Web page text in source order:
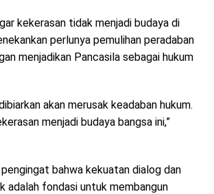
kekerasan tidak menjadi budaya di
perlunya pemulihan peradaban
menjadikan Pancasila sebagai hukum
akan merusak keadaban hukum.
menjadi budaya bangsa ini,”
bahwa kekuatan dialog dan
adalah fondasi untuk membangun